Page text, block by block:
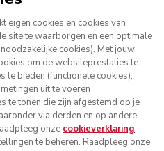
ONS
eigen cookies en cookies van
site te waarborgen en een optimale
cookies). Met jouw
om de websiteprestaties te
te bieden (functionele cookies),
uit te voeren
te tonen die zijn afgestemd op je
via derden en op andere
onze cookieverklaring
te beheren. Raadpleeg onze